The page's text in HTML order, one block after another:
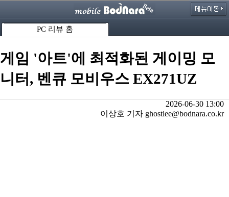
PC 리뷰 홈
게임 '아트'에 최적화된 게이밍 모
니터, 벤큐 모비우스 EX271UZ
2026-06-30 13:00
이상호 기자 ghostlee@bodnara.co.kr